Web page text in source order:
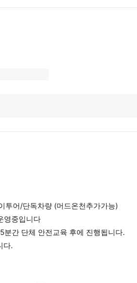
투어/단독차량 (머드온천추가가능)
영중입니다
간 단체 안전교육 후에 진행됩니다.
다.